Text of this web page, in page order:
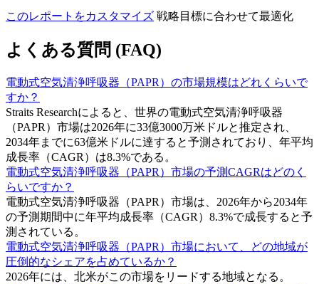
このレポートをカスタマイズ 戦略目標に合わせて最適化
よくある質問 (FAQ)
電動式空気清浄呼吸器（PAPR）の市場規模はどれくらいで
すか？
Straits Researchによると、世界の電動式空気清浄呼吸器
（PAPR）市場は2026年に33億3000万米ドルと推定され、
2034年までに63億米ドルに達すると予測されており、年平均
成長率（CAGR）は8.3%である。
電動式空気清浄呼吸器（PAPR）市場の予測CAGRはどのく
らいですか？
電動式空気清浄呼吸器（PAPR）市場は、2026年から2034年
の予測期間中に年平均成長率（CAGR）8.3%で成長すると予
測されている。
電動式空気清浄呼吸器（PAPR）市場において、どの地域が
圧倒的なシェアを占めているか？
2026年には、北米がこの市場をリードする地域となる。